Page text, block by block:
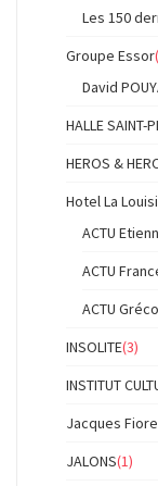
Les 150
Groupe Essor
David
HALLE SAINT-
HEROS &
Hotel La
ACTU
ACTU
ACTU
INSOLITE(3)
INSTITUT
Jacques
JALONS(1)